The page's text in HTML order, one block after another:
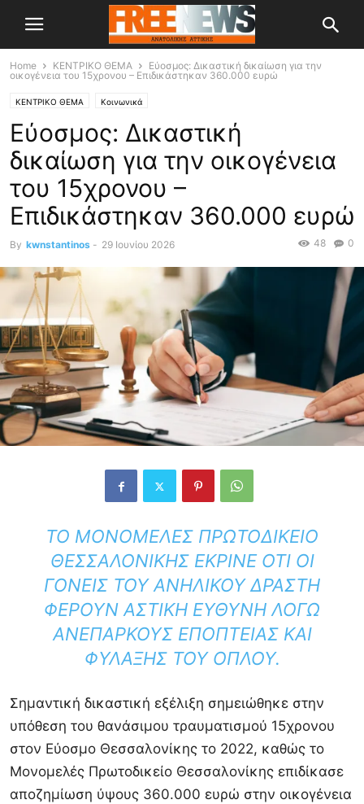
Home ΚΕΝΤΡΙΚΟ ΘΕΜΑ
Εύοσμος: Δικαστική δικαίωση για την
οικογένεια του 15χρονου – Επιδικάστηκαν 360.000 ευρώ
ΚΕΝΤΡΙΚΟ ΘΕΜΑ Κοινωνικά
Εύοσμος: Δικαστική
δικαίωση για την οικογένεια
του 15χρονου –
Επιδικάστηκαν 360.000 ευρώ
By kwnstantinos - 29 Ιουνίου 2026 0
48
ΤΟ ΜΟΝΟΜΕΛΈΣ ΠΡΩΤΟΔΙΚΕΊΟ
ΘΕΣΣΑΛΟΝΊΚΗΣ ΈΚΡΙΝΕ ΌΤΙ ΟΙ
ΓΟΝΕΊΣ ΤΟΥ ΑΝΉΛΙΚΟΥ ΔΡΆΣΤΗ
ΦΈΡΟΥΝ ΑΣΤΙΚΉ ΕΥΘΎΝΗ ΛΌΓΩ
ΑΝΕΠΑΡΚΟΎΣ ΕΠΟΠΤΕΊΑΣ ΚΑΙ
ΦΎΛΑΞΗΣ ΤΟΥ ΌΠΛΟΥ.
Σημαντική δικαστική εξέλιξη σημειώθηκε στην
υπόθεση του θανάσιμου τραυματισμού 15χρονου
στον Εύοσμο Θεσσαλονίκης το 2022, καθώς το
Μονομελές Πρωτοδικείο Θεσσαλονίκης επιδίκασε
αποζημίωση ύψους 360.000 ευρώ στην οικογένεια